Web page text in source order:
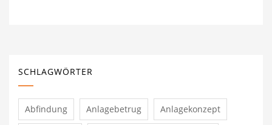
SCHLAGWÖRTER
Abfindung Anlagebetrug Anlagekonzept